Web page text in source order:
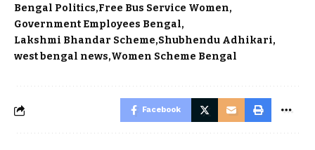
Bengal Politics Free Bus Service Women
Government Employees Bengal
Lakshmi Bhandar Scheme Shubhendu Adhikari
west bengal news Women Scheme Bengal
Facebook